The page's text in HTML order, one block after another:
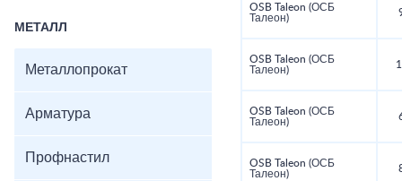
МЕТАЛЛ
Металлопрокат
Арматура
Профнастил
OSB Taleon (ОСБ
Талеон)
OSB Taleon (ОСБ
Талеон)
OSB Taleon (ОСБ
Талеон)
OSB Taleon (ОСБ
Талеон)